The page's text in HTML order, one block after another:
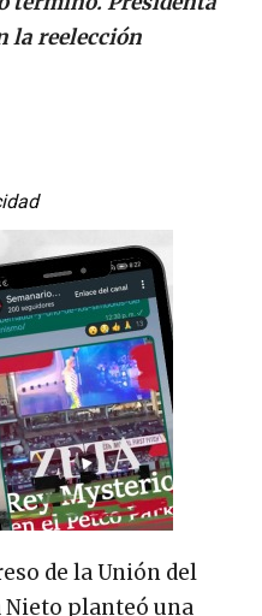
la reelección
de la Unión del
Nieto planteó una